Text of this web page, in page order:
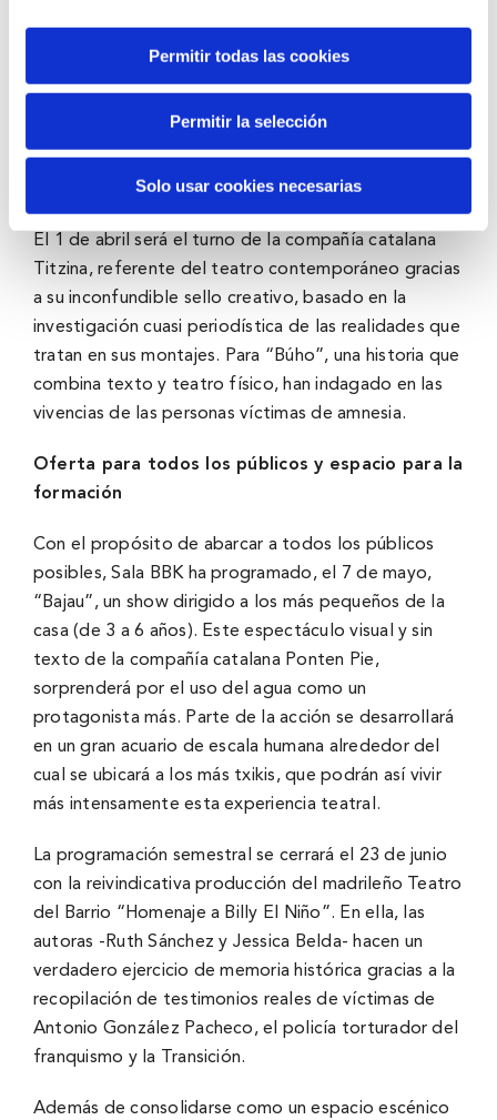
Permitir todas las cookies
Permitir la selección
Solo usar cookies necesarias
talento local con la obra en euskera “Agurra”. La
reconocido actor Cándido Uranga para poner en
escena la historia de un padre y un hijo con
problemas de comunicación.
El 1 de abril será el turno de la compañía catalana
Titzina, referente del teatro contemporáneo gracias
a su inconfundible sello creativo, basado en la
investigación cuasi periodística de las realidades que
tratan en sus montajes. Para “Búho”, una historia que
combina texto y teatro físico, han indagado en las
vivencias de las personas víctimas de amnesia.
Oferta para todos los públicos y espacio para la
formación
Con el propósito de abarcar a todos los públicos
posibles, Sala BBK ha programado, el 7 de mayo,
“Bajau”, un show dirigido a los más pequeños de la
casa (de 3 a 6 años). Este espectáculo visual y sin
texto de la compañía catalana Ponten Pie,
sorprenderá por el uso del agua como un
protagonista más. Parte de la acción se desarrollará
en un gran acuario de escala humana alrededor del
cual se ubicará a los más txikis, que podrán así vivir
más intensamente esta experiencia teatral.
La programación semestral se cerrará el 23 de junio
con la reivindicativa producción del madrileño Teatro
del Barrio “Homenaje a Billy El Niño”. En ella, las
autoras -Ruth Sánchez y Jessica Belda- hacen un
verdadero ejercicio de memoria histórica gracias a la
recopilación de testimonios reales de víctimas de
Antonio González Pacheco, el policía torturador del
franquismo y la Transición.
Además de consolidarse como un espacio escénico